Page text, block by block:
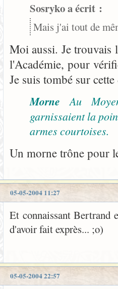
Sosryko a écrit :
Mais j'ai tout de
Moi aussi. Je trouvais
l'Académie, pour
Je suis tombé sur
MorneAu
garnissaient la
armes courtoises.
Un morne trône pour
05-05-2004 11:27
Et connaissant Bertrand
d'avoir fait exprès... ;o)
05-05-2004 22:57